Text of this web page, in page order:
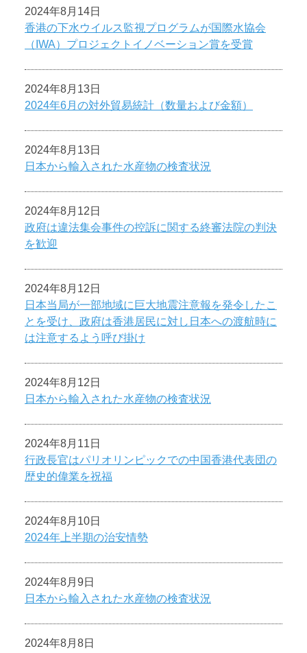
2024年8月14日
香港の下水ウイルス監視プログラムが国際水協会
（IWA）プロジェクトイノベーション賞を受賞
2024年8月13日
2024年6月の対外貿易統計（数量および金額）
2024年8月13日
日本から輸入された水産物の検査状況
2024年8月12日
政府は違法集会事件の控訴に関する終審法院の判決
を歓迎
2024年8月12日
日本当局が一部地域に巨大地震注意報を発令したこ
とを受け、政府は香港居民に対し日本への渡航時に
は注意するよう呼び掛け
2024年8月12日
日本から輸入された水産物の検査状況
2024年8月11日
行政長官はパリオリンピックでの中国香港代表団の
歴史的偉業を祝福
2024年8月10日
2024年上半期の治安情勢
2024年8月9日
日本から輸入された水産物の検査状況
2024年8月8日